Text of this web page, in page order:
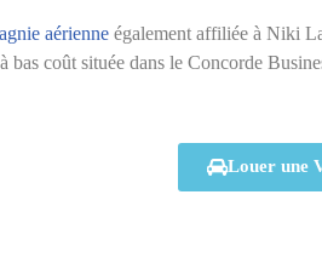
aérienne également affiliée à Niki
coût située dans le Concorde
Louer une